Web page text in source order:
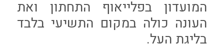
המועדון בפלייאוף התחתון ואת
העונה כולה במקום התשיעי בלבד
בליגת העל.